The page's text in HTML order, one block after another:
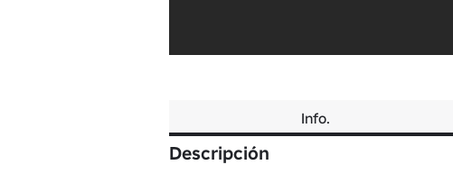
Info.
Descripción